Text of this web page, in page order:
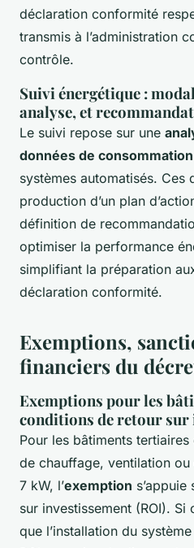
déclaration conformité
transmis à l’administration
contrôle.
Suivi énergétique :
analyse, et
Le suivi repose sur une
données de consommation
systèmes automatisés. Ces
production d’un plan
définition de
optimiser la performance
simplifiant la préparation
déclaration conformité.
Exemptions,
financiers du
Exemptions pour les
conditions de retour sur
Pour les bâtiments tertiaires
de chauffage, ventilation
7 kW, l’exemption s’appuie
sur investissement (ROI).
que l’installation du